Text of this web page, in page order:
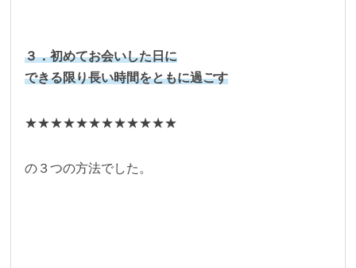
３．初めてお会いした日に
できる限り長い時間をともに過ごす
★★★★★★★★★★★★
の３つの方法でした。